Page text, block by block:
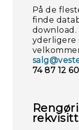
På de
finde
yderligere
74 87 12 60